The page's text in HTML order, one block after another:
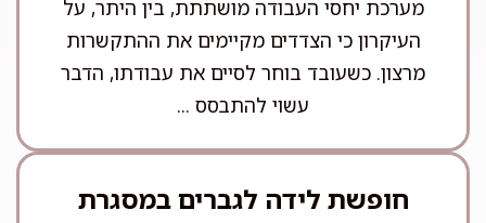
מערכת יחסי העבודה מושתתת, בין היתר, על
העיקרון כי הצדדים מקיימים את ההתקשרות
מרצון. כשעובד בוחר לסיים את עבודתו, הדבר
עשוי להתבסס ...
חופשת לידה לגברים במסגרת